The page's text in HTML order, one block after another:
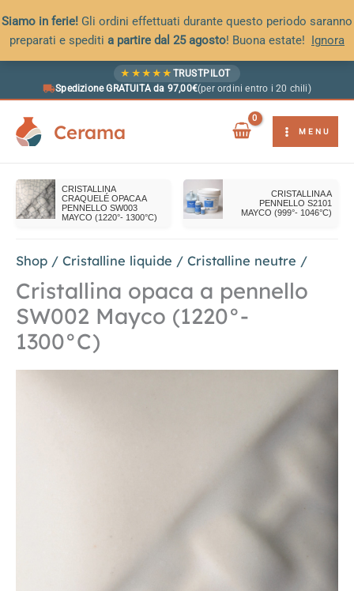
Siamo in ferie! Gli ordini effettuati durante questo periodo saranno
preparati e spediti a partire dal 25 agosto! Buona estate! Ignora
★ ★ ★ ★ ★ TRUSTPILOT
Spedizione GRATUITA da 97,00€(per ordini entro i 20 chili)
Cerama MENU
CRISTALLINA
CRAQUELÉ OPACA A
PENNELLO SW003
MAYCO (1220°- 1300°C)
CRISTALLINA A
PENNELLO S2101
MAYCO (999°- 1046°C)
Shop / Cristalline liquide / Cristalline neutre /
Cristallina opaca a pennello
SW002 Mayco (1220°-
1300°C)